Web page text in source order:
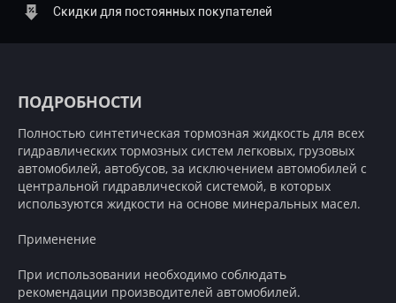
Скидки для постоянных покупателей
ПОДРОБНОСТИ
Полностью синтетическая тормозная жидкость для всех
гидравлических тормозных систем легковых, грузовых
автомобилей, автобусов, за исключением автомобилей с
центральной гидравлической системой, в которых
используются жидкости на основе минеральных масел.
Применение
При использовании необходимо соблюдать
рекомендации производителей автомобилей.